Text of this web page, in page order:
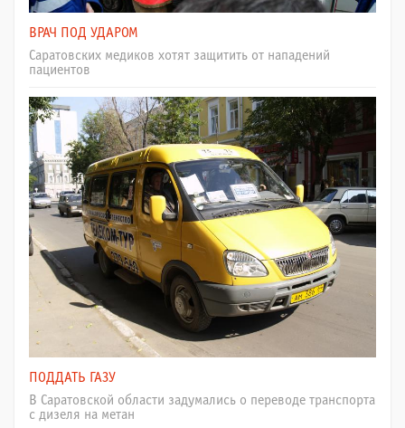
ВРАЧ ПОД УДАРОМ
Саратовских медиков хотят защитить от нападений
пациентов
ПОДДАТЬ ГАЗУ
В Саратовской области задумались о переводе транспорта
с дизеля на метан